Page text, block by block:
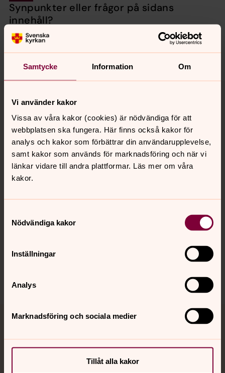
Samtycke Information Om
Vi använder kakor
Vissa av våra kakor (cookies) är nödvändiga för att
webbplatsen ska fungera. Här finns också kakor för
analys och kakor som förbättrar din användarupplevelse,
samt kakor som används för marknadsföring och när vi
länkar vidare till andra plattformar. Läs mer om våra
kakor.
Nödvändiga kakor
Inställningar
Analys
Marknadsföring och sociala medier
Tillåt alla kakor
Synpunkter eller frågor på sidans
innehåll?
nora.tarnsjo.forsamling@svenskakyrkan.se
Dela
Tillbaka till toppen
Tillbaka till innehållet
Kontakt
Kalender
Sociala kanaler
Akut samtals- och krisstöd. Prata eller chatta anonymt
med en präst på kvällar och nätter.